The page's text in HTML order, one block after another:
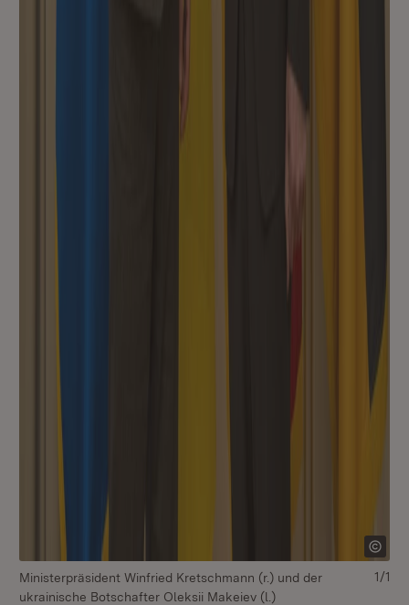
Ministerpräsident Winfried Kretschmann (r.) und der
ukrainische Botschafter Oleksii Makeiev (l.)
1/1